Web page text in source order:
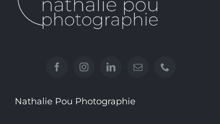
Nathalie Pou Photographie